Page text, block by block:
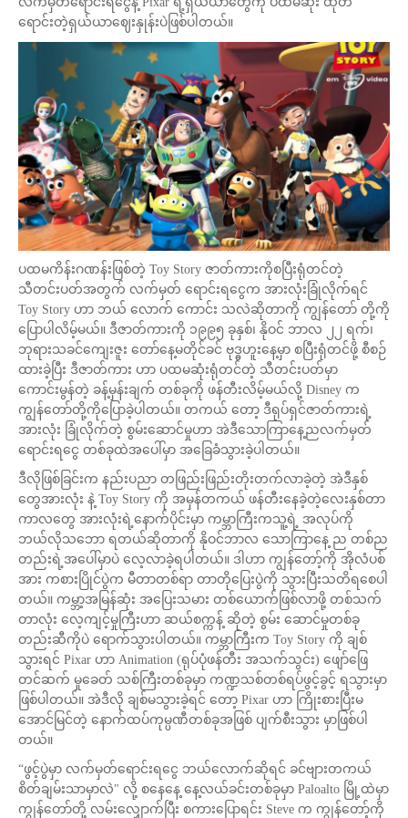
ရောင်းတဲ့ရှယ်ယာဈေးနှုန်းပဲဖြစ်ပါတယ်။
ပထမကိန်းဂဏန်းဖြစ်တဲ့ Toy Story ဇာတ်ကားကိုစပြီးရုံတင်တဲ့
သီတင်းပတ်အတွက် လက်မှတ် ရောင်းရငွေက အားလုံးခြုံလိုက်ရင်
Toy Story ဟာ ဘယ် လောက် ကောင်း သလဲဆိုတာကို ကျွန်တော် တို့ကို
ပြောပါလိမ့်မယ်။ ဒီဇာတ်ကားကို ၁၉၉၅ ခုနှစ်၊ နိုဝင် ဘာလ ၂၂ ရက်၊
ဘုရားသခင်ကျေးဇူး တော်နေ့မတိုင်ခင် ဗုဒ္ဓဟူးနေ့မှာ စပြီးရုံတင်ဖို့ စီစဉ်
ထားခဲ့ပြီး ဒီဇာတ်ကား ဟာ ပထမဆုံးရုံတင်တဲ့ သီတင်းပတ်မှာ
ကောင်းမွန်တဲ့ ခန့်မှန်းချက် တစ်ခုကို ဖန်တီးလိမ့်မယ်လို့ Disney က
ကျွန်တော်တို့ကိုပြောခဲ့ပါတယ်။ တကယ် တော့ ဒီရုပ်ရှင်ဇာတ်ကားရဲ့
အားလုံး ခြုံလိုက်တဲ့ စွမ်းဆောင်မှုဟာ အဲဒီသောကြာနေ့ညလက်မှတ်
ရောင်းရငွေ တစ်ခုထဲအပေါ်မှာ အခြေခံသွားခဲ့ပါတယ်။
ဒီလိုဖြစ်ခြင်းက နည်းပညာ တဖြည်းဖြည်းတိုးတက်လာခဲ့တဲ့ အဲဒီနှစ်
တွေအားလုံး နဲ့ Toy Story ကို အမှန်တကယ် ဖန်တီးနေခဲ့တဲ့လေးနှစ်တာ
ကာလတွေ အားလုံးရဲ့နောက်ပိုင်းမှာ ကမ္ဘာကြီးကသူ့ရဲ့ အလုပ်ကို
ဘယ်လိုသဘော ရတယ်ဆိုတာကို နိုဝင်ဘာလ သောကြာနေ့ ည တစ်ည
တည်းရဲ့အပေါ်မှာပဲ လေ့လာခဲ့ရပါတယ်။ ဒါဟာ ကျွန်တော့်ကို အိုလံပစ်
အား ကစားပြိုင်ပွဲက မီတာတစ်ရာ တာတိုပြေးပွဲကို သွားပြီးသတိရစေပါ
တယ်။ ကမ္ဘာ့အမြန်ဆုံး အပြေးသမား တစ်ယောက်ဖြစ်လာဖို့ တစ်သက်
တာလုံး လေ့ကျင့်မှုကြီးဟာ ဆယ်စက္ကန့် ဆိုတဲ့ စွမ်း ဆောင်မှုတစ်ခု
တည်းဆီကိုပဲ ရောက်သွားပါတယ်။ ကမ္ဘာကြီးက Toy Story ကို ချစ်
သွားရင် Pixar ဟာ Animation (ရုပ်ပုံဖန်တီး အသက်သွင်း) ဖျော်ဖြေ
တင်ဆက် မှုခေတ် သစ်ကြီးတစ်ခုမှာ ကဏ္ဍသစ်တစ်ရပ်ဖွင့်ခွင့် ရသွားမှာ
ဖြစ်ပါတယ်။ အဲဒီလို ချစ်မသွားခဲ့ရင် တော့ Pixar ဟာ ကြိုးစားပြီးမ
အောင်မြင်တဲ့ နောက်ထပ်ကုမ္ပဏီတစ်ခုအဖြစ် ပျက်စီးသွား မှာဖြစ်ပါ
တယ်။
“ဖွင့်ပွဲမှာ လက်မှတ်ရောင်းရငွေ ဘယ်လောက်ဆိုရင် ခင်ဗျားတကယ်
စိတ်ချမ်းသာမှာလဲ" လို့ စနေနေ့ နေ့လယ်ခင်းတစ်ခုမှာ Paloalto မြို့ထဲမှာ
ကျွန်တော်တို့ လမ်းလျှောက်ပြီး စကားပြောရင်း Steve က ကျွန်တော့်ကို